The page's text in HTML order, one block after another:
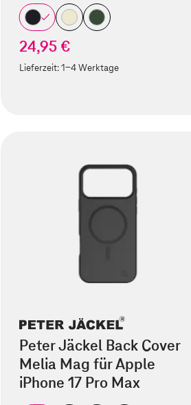
24,95 €
Lieferzeit:1-4 Werktage
Peter Jäckel Back Cover
Melia Mag für Apple
iPhone 17 Pro Max